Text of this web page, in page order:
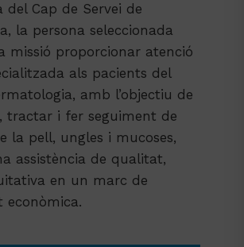
del Cap de Servei de
la persona seleccionada
missió proporcionar atenció
als pacients del
amb l’objectiu de
tractar i fer seguiment de
la pell, ungles i mucoses,
assistència de qualitat,
en un marc de
econòmica.